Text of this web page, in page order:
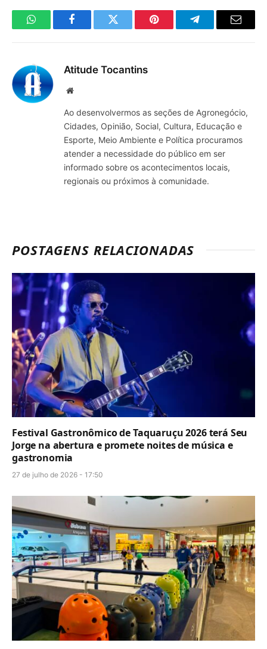
WhatsAppFacebookTwitter Pinterest TelegramaE-
Atitude Tocantins
Site
Ao desenvolvermos as seções de Agronegócio,
Cidades, Opinião, Social, Cultura, Educação e
Esporte, Meio Ambiente e Política procuramos
atender a necessidade do público em ser
informado sobre os acontecimentos locais,
regionais ou próximos à comunidade.
POSTAGENS RELACIONADAS
Festival Gastronômico de Taquaruçu 2026 terá Seu
Jorge na abertura e promete noites de música e
gastronomia
27 de julho de 2026 - 17:50